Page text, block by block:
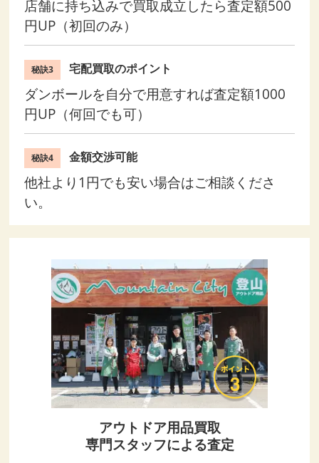
店舗に持ち込みで買取成立したら査定額500
円UP（初回のみ）
秘訣3 宅配買取のポイント
ダンボールを自分で用意すれば査定額1000
円UP（何回でも可）
秘訣4 金額交渉可能
他社より1円でも安い場合はご相談くださ
い。
アウトドア用品買取
専門スタッフによる査定